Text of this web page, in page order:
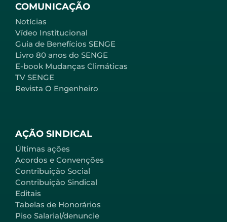
AÇÃO SINDICAL
Últimas ações
Acordos e Convenções
Contribuição Social
Contribuição Sindical
Editais
Tabelas de Honorários
Piso Salarial/denuncie
COMUNICAÇÃO
Notícias
Vídeo Institucional
Guia de Benefícios SENGE
Livro 80 anos do SENGE
E-book Mudanças Climáticas
TV SENGE
Revista O Engenheiro